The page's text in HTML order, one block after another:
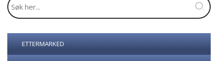
ETTERMARKED